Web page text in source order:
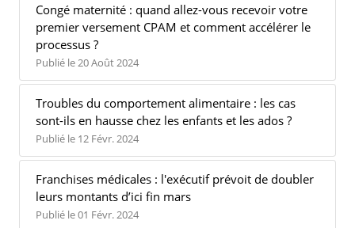
Congé maternité : quand allez-vous recevoir votre
premier versement CPAM et comment accélérer le
processus ?
Publié le 20 Août 2024
Troubles du comportement alimentaire : les cas
sont-ils en hausse chez les enfants et les ados ?
Publié le 12 Févr. 2024
Franchises médicales : l'exécutif prévoit de doubler
leurs montants d’ici fin mars
Publié le 01 Févr. 2024